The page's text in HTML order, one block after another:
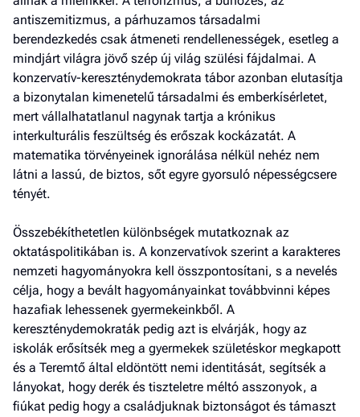
antiszemitizmus, a párhuzamos társadalmi
berendezkedés csak átmeneti rendellenességek, esetleg a
mindjárt világra jövő szép új világ szülési fájdalmai. A
konzervatív-kereszténydemokrata tábor azonban elutasítja
a bizonytalan kimenetelű társadalmi és emberkísérletet,
mert vállalhatatlanul nagynak tartja a krónikus
interkulturális feszültség és erőszak kockázatát. A
matematika törvényeinek ignorálása nélkül nehéz nem
látni a lassú, de biztos, sőt egyre gyorsuló népességcsere
tényét.
Összebékíthetetlen különbségek mutatkoznak az
oktatáspolitikában is. A konzervatívok szerint a karakteres
nemzeti hagyományokra kell összpontosítani, s a nevelés
célja, hogy a bevált hagyományainkat továbbvinni képes
hazafiak lehessenek gyermekeinkből. A
kereszténydemokraták pedig azt is elvárják, hogy az
iskolák erősítsék meg a gyermekek születéskor megkapott
és a Teremtő által eldöntött nemi identitását, segítsék a
lányokat, hogy derék és tiszteletre méltó asszonyok, a
fiúkat pedig hogy a családjuknak biztonságot és támaszt